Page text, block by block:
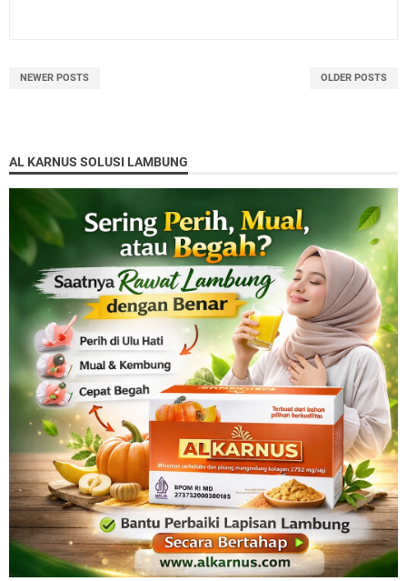
NEWER POSTS OLDER POSTS
AL KARNUS SOLUSI LAMBUNG